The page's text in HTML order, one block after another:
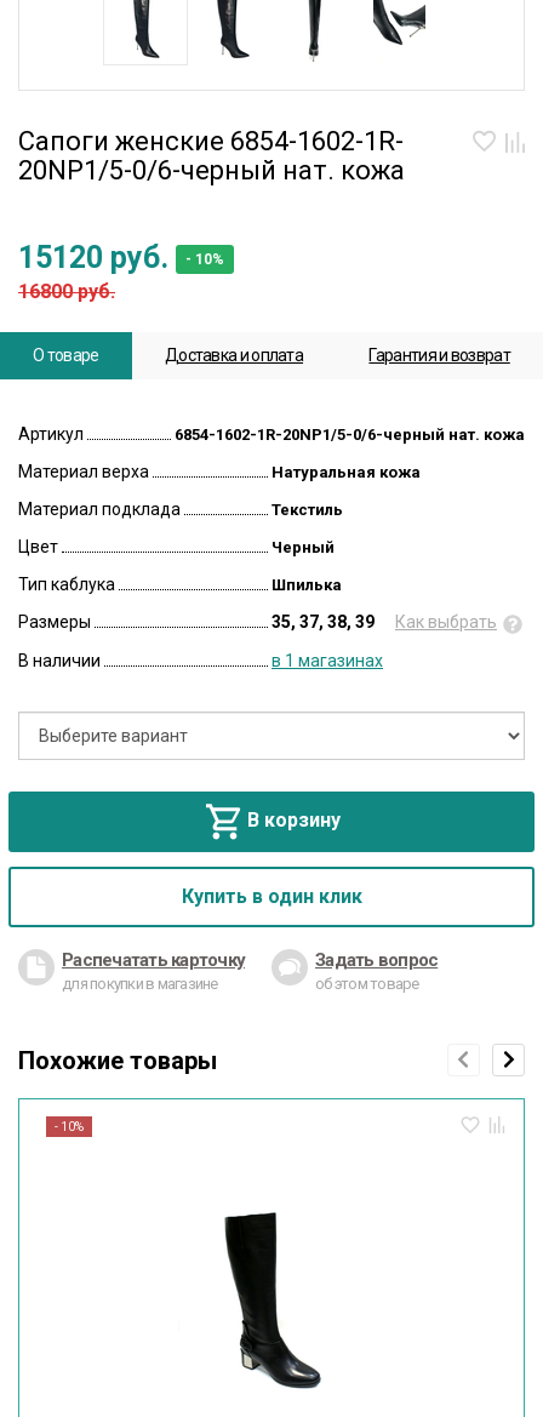
Сапоги женские 6854-1602-1R-
20NP1/5-0/6-черный нат. кожа
15120 руб. - 10%
16800 руб.
О товаре Доставка и оплата Гарантия и возврат
Артикул 6854-1602-1R-20NP1/5-0/6-черный нат. кожа
Материал верха Натуральная кожа
Материал подклада Текстиль
Цвет Черный
Тип каблука Шпилька
Размеры 35, 37, 38, 39
Как выбрать
В наличии
в 1 магазинах
В корзину
Купить в один клик
Распечатать карточку
для покупки в магазине
Задать вопрос
об этом товаре
Похожие товары
- 10%